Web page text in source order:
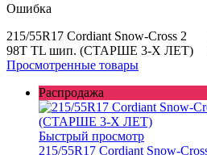
Ошибка
215/55R17 Cordiant Snow-Cross 2
98T TL шип. (СТАРШЕ 3-Х ЛЕТ)
Просмотренные товары
Распродажа
Быстрый просмотр
215/55R17 Cordiant Snow-